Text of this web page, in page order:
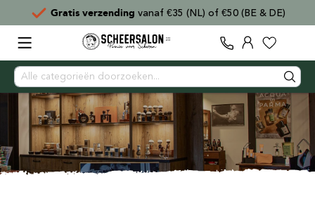
Gratis verzending vanaf €35 (NL) of €50 (BE & DE)